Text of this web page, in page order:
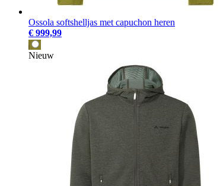
Ossola softshelljas met capuchon heren
€ 999,99
Nieuw